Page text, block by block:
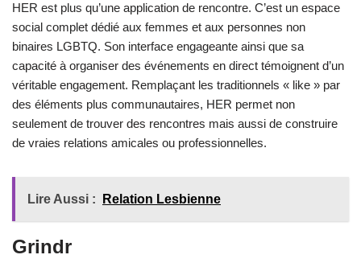
HER est plus qu’une application de rencontre. C’est un espace
social complet dédié aux femmes et aux personnes non
binaires LGBTQ. Son interface engageante ainsi que sa
capacité à organiser des événements en direct témoignent d’un
véritable engagement. Remplaçant les traditionnels « like » par
des éléments plus communautaires, HER permet non
seulement de trouver des rencontres mais aussi de construire
de vraies relations amicales ou professionnelles.
Lire Aussi : Relation Lesbienne
Grindr